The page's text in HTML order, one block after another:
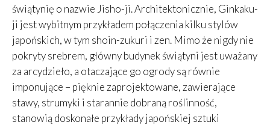
świątynię o nazwie Jisho-ji. Architektonicznie, Ginkaku-
ji jest wybitnym przykładem połączenia kilku stylów
japońskich, w tym shoin-zukuri i zen. Mimo że nigdy nie
pokryty srebrem, główny budynek świątyni jest uważany
za arcydzieło, a otaczające go ogrody są równie
imponujące – pięknie zaprojektowane, zawierające
stawy, strumyki i starannie dobraną roślinność,
stanowią doskonałe przykłady japońskiej sztuki